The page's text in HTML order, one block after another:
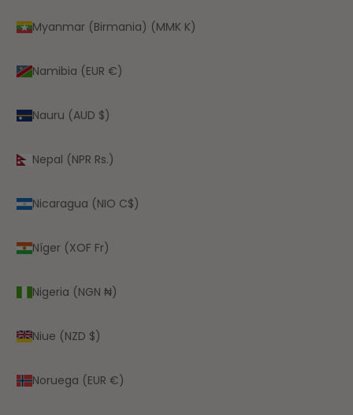
Myanmar (Birmania) (MMK K)
Namibia (EUR €)
Nauru (AUD $)
Nepal (NPR Rs.)
Nicaragua (NIO C$)
Níger (XOF Fr)
Nigeria (NGN ₦)
Niue (NZD $)
Noruega (EUR €)